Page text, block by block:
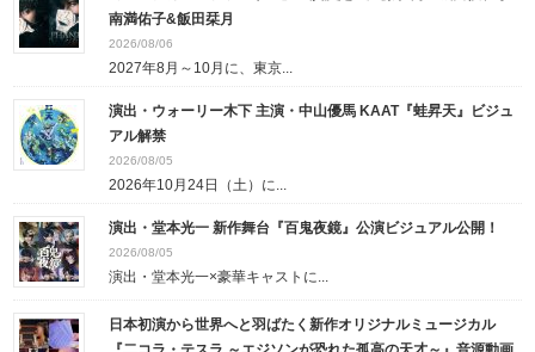
南満佑子&飯田栞月
2026/08/06
2027年8月～10月に、東京...
演出・ウォーリー木下 主演・中山優馬 KAAT『蛙昇天』ビジュ
アル解禁
2026/08/05
2026年10月24日（土）に...
演出・堂本光一 新作舞台『百鬼夜鏡』公演ビジュアル公開！
2026/08/05
演出・堂本光一×豪華キャストに...
日本初演から世界へと羽ばたく新作オリジナルミュージカル